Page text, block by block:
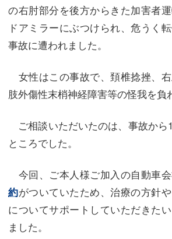
の右肘部分を後方からきた加害者
ドアミラーにぶつけられ、危うく
事故に遭われました。
女性はこの事故で、頚椎捻挫、
肢外傷性末梢神経障害等の怪我を負
ご相談いただいたのは、事故から
ところでした。
今回、ご本人様ご加入の自動車
約がついていたため、治療の方針
についてサポートしていただきた
ました。